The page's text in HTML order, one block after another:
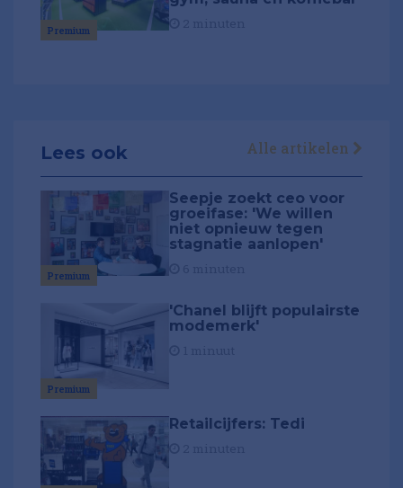
Premium
Lees ook Alle artikelen
Premium
Seepje zoekt ceo voor
groeifase: 'We willen
niet opnieuw tegen
stagnatie aanlopen'
Premium
'Chanel blijft populairste
modemerk'
Retailcijfers: Tedi